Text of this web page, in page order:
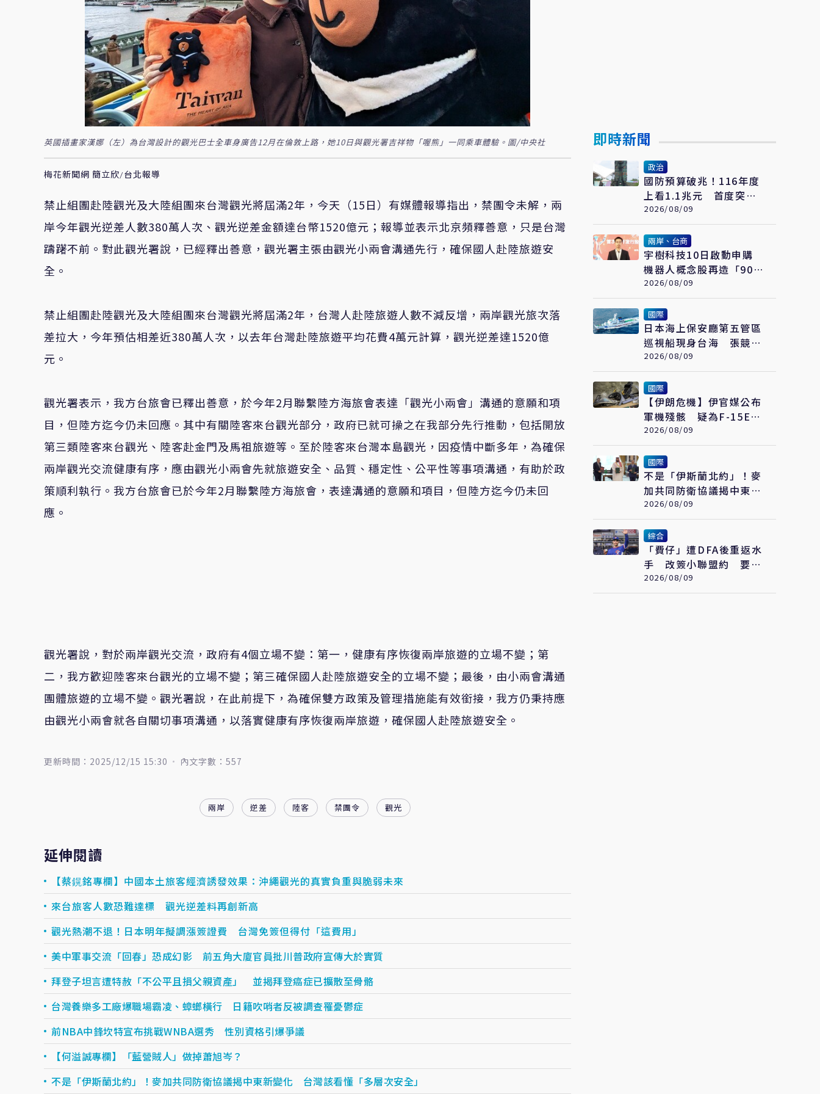
英國插畫家漢娜（左）為台灣設計的觀光巴士全車身廣告12月在倫敦上路，她10日與觀光署吉祥物「喔熊」一同乘車體驗。圖/中央社
梅花新聞網 簡立欣/台北報導
禁止組團赴陸觀光及大陸組團來台灣觀光將屆滿2年， 今天（15日）有媒體報導指出，禁團令未解，兩
岸今年觀光逆差人數380萬人次、觀光逆差金額達台幣1520億元；報導並表示北京頻釋善意，只是台灣
躊躇不前。對此觀光署說，已經釋出善意，觀光署主張由觀光小兩會溝通先行，確保國人赴陸旅遊安
全。
禁止組團赴陸觀光及大陸組團來台灣觀光將屆滿2年，台灣人赴陸旅遊人數不減反增，兩岸觀光旅次落
差拉大，今年預估相差近380萬人次，以去年台灣赴陸旅遊平均花費4萬元計算，觀光逆差達1520億
元。
觀光署表示 ， 我方台旅會已釋出善意，於今年2月聯繫陸方海旅會表達「觀光小兩會」溝通的意願和項
目，但陸方迄今仍未回應。其中有關陸客來台觀光部分，政府已就可操之在我部分先行推動，包括開放
第三類陸客來台觀光、陸客赴金門及馬祖旅遊等。至於陸客來台灣本島觀光，因疫情中斷多年，為確保
兩岸觀光交流健康有序，應由觀光小兩會先就旅遊安全、品質、穩定性、公平性等事項溝通，有助於政
策順利執行。我方台旅會已於今年2月聯繫陸方海旅會，表達溝通的意願和項目，但陸方迄今仍未回
應。
觀光署說，對於兩岸觀光交流，政府有4個立場不變：第一，健康有序恢復兩岸旅遊的立場不變；第
二，我方歡迎陸客來台觀光的立場不變；第三確保國人赴陸旅遊安全的立場不變；最後，由小兩會溝通
團體旅遊的立場不變。觀光署說，在此前提下，為確保雙方政策及管理措施能有效銜接，我方仍秉持應
由觀光小兩會就各自關切事項溝通，以落實健康有序恢復兩岸旅遊，確保國人赴陸旅遊安全。
更新時間：2025/12/15 15:30 內文字數：557
兩岸 逆差 陸客 禁團令 觀光
延伸閱讀
【蔡鎤銘專欄】中國本土旅客經濟誘發效果：沖繩觀光的真實負重與脆弱未來
來台旅客人數恐難達標 觀光逆差料再創新高
觀光熱潮不退！日本明年擬調漲簽證費 台灣免簽但得付「這費用」
美中軍事交流「回春」恐成幻影 前五角大廈官員批川普政府宣傳大於實質
拜登子坦言遭特赦「不公平且損父親資產」 並揭拜登癌症已擴散至骨骼
台灣養樂多工廠爆職場霸凌、蟑螂橫行 日籍吹哨者反被調查罹憂鬱症
前NBA中鋒坎特宣布挑戰WNBA選秀 性別資格引爆爭議
【何溢誠專欄】「藍營賊人」做掉蕭旭岑？
不是「伊斯蘭北約」！麥加共同防衛協議揭中東新變化 台灣該看懂「多層次安全」
即時新聞
政治
國防預算破兆！116年度
上看1.1兆元 首度突破
GDP 3%創歷史新高
2026/08/09
兩岸、台商
宇樹科技10日啟動申購
機器人概念股再造「90
後」富翁群
2026/08/09
國際
日本海上保安廳第五管區
巡視船現身台海 張競示
警：避颱風也要關注航行
動向
2026/08/09
國際
【伊朗危機】伊官媒公布
軍機殘骸 疑為F-15E
美尚未證實遭擊落
2026/08/09
國際
不是「伊斯蘭北約」！麥
加共同防衛協議揭中東新
變化 台灣該看懂「多層
次安全」
2026/08/09
綜合
「費仔」遭DFA後重返水
手 改簽小聯盟約 要從
3A拚回大聯盟
2026/08/09